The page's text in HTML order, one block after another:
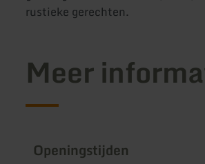
rustieke gerechten.
Meer
Openingstijden